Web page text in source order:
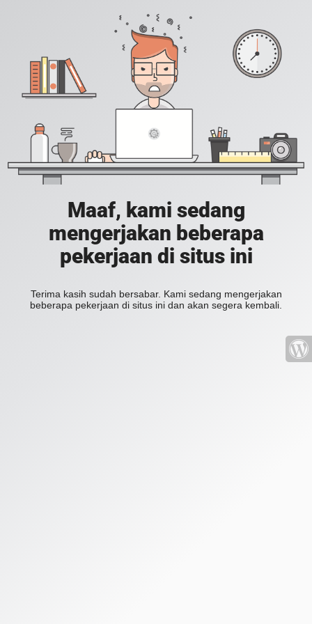
Maaf, kami sedang
mengerjakan beberapa
pekerjaan di situs ini
Terima kasih sudah bersabar. Kami sedang mengerjakan
beberapa pekerjaan di situs ini dan akan segera kembali.